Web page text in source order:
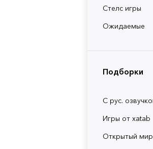
Стелс игры
Ожидаемые
Подборки
С рус.
Игры от xatab
Открытый мир